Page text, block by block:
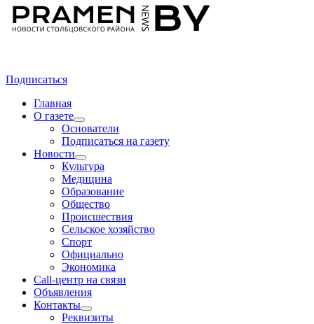
Подписаться
Главная
О газете
Основатели
Подписаться на газету
Новости
Культура
Медицина
Образование
Общество
Происшествия
Сельское хозяйство
Спорт
Официально
Экономика
Call-центр на связи
Объявления
Контакты
Реквизиты